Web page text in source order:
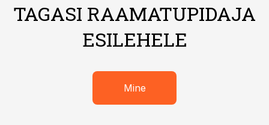
TAGASI RAAMATUPIDAJA
ESILEHELE
Mine